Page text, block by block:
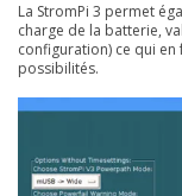
La StromPi 3 permet
charge de la batterie,
configuration) ce qui
possibilités.